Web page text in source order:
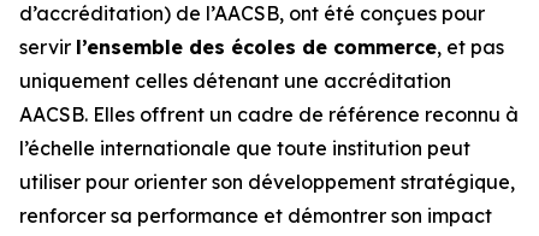
d’accréditation) de l’AACSB, ont été conçues pour
servir l’ensemble des écoles de commerce, et pas
uniquement celles détenant une accréditation
AACSB. Elles offrent un cadre de référence reconnu à
l’échelle internationale que toute institution peut
utiliser pour orienter son développement stratégique,
renforcer sa performance et démontrer son impact